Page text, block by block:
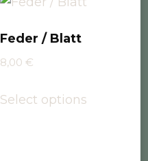
Feder / Blatt
8,00 €
Select options